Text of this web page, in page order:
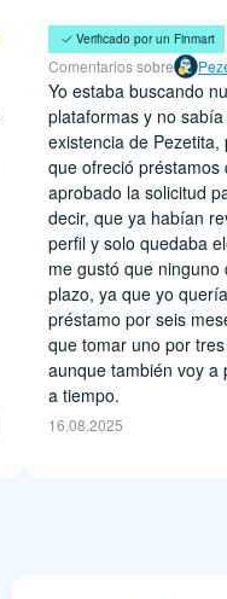
Carmen
Comentarios sobre
Yo estaba buscando
plataformas y no
existencia de
que ofreció préstamos
aprobado la solicitud
decir, que ya habían
perfil y solo quedaba
me gustó que ninguno
plazo, ya que yo
préstamo por seis
que tomar uno por
aunque también voy a
a tiempo.
16.08.2025
Verificado por un Finmart